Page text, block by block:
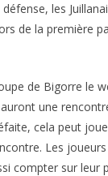
les
de la première
de Bigorre le
une
cela peut
Les
compter sur leur